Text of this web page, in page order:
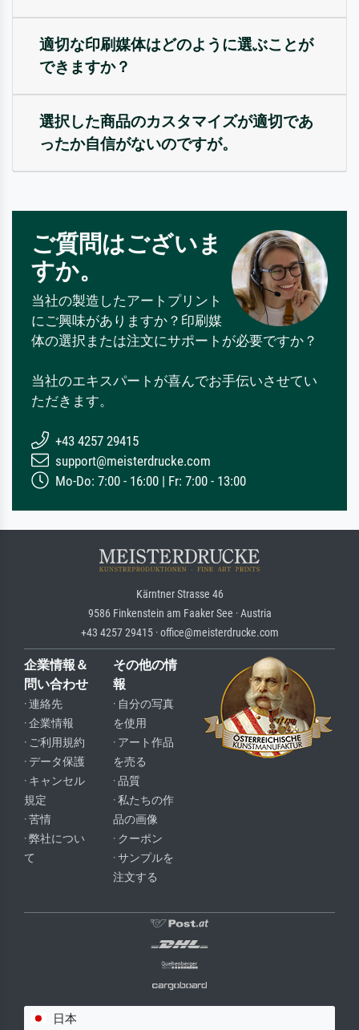
適切な印刷媒体はどのように選ぶことが
できますか？
選択した商品のカスタマイズが適切であ
ったか自信がないのですが。
ご質問はございま
すか。
当社の製造したアートプリント
にご興味がありますか？印刷媒
体の選択または注文にサポートが必要ですか？
当社のエキスパートが喜んでお手伝いさせてい
ただきます。
+43 4257 29415
support@meisterdrucke.com
Mo-Do: 7:00 - 16:00 | Fr: 7:00 - 13:00
Kärntner Strasse 46
9586 Finkenstein am Faaker See · Austria
+43 4257 29415 · office@meisterdrucke.com
企業情報＆
問い合わせ
· 連絡先
· 企業情報
· ご利用規約
· データ保護
· キャンセル
規定
· 苦情
· 弊社につい
て
その他の情
報
· 自分の写真
を使用
· アート作品
を売る
· 品質
· 私たちの作
品の画像
· クーポン
· サンプルを
注文する
日本